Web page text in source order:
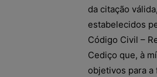
da citação
estabelecidos
Código Civil –
Cediço que, à
objetivos para a